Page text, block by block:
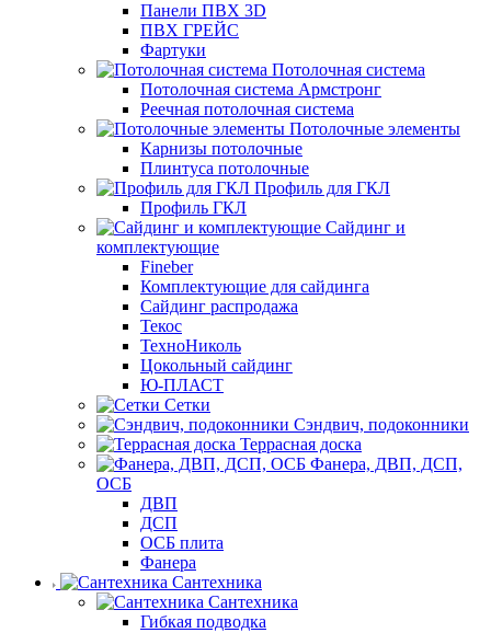
Панели ПВХ 3D
ПВХ ГРЕЙС
Фартуки
Потолочная система
Потолочная система Армстронг
Реечная потолочная система
Потолочные элементы
Карнизы потолочные
Плинтуса потолочные
Профиль для ГКЛ
Профиль ГКЛ
Сайдинг и
комплектующие
Fineber
Комплектующие для сайдинга
Сайдинг распродажа
Текос
ТехноНиколь
Цокольный сайдинг
Ю-ПЛАСТ
Сетки
Сэндвич, подоконники
Террасная доска
Фанера, ДВП, ДСП,
ОСБ
ДВП
ДСП
ОСБ плита
Фанера
Сантехника
Сантехника
Гибкая подводка